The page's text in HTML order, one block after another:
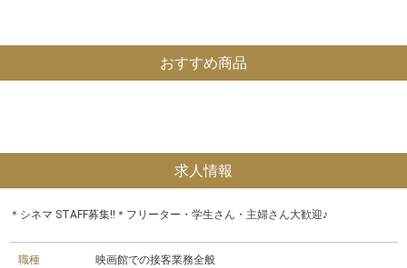
おすすめ商品
求人情報
＊シネマ STAFF募集!!＊フリーター・学生さん・主婦さん大歓迎♪
職種 映画館での接客業務全般